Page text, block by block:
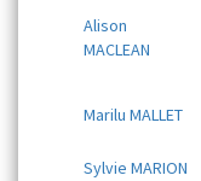
Alison
MACLEAN
Marilu MALLET
Sylvie MARION